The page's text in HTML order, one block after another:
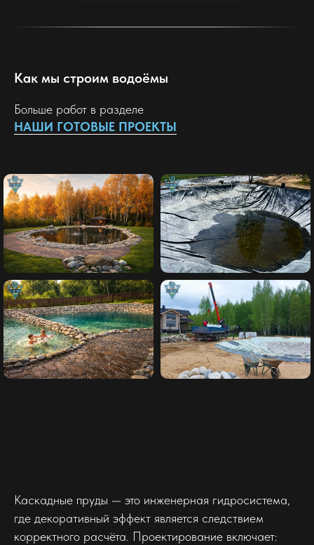
Как мы строим водоёмы
Больше работ в разделе
НАШИ ГОТОВЫЕ ПРОЕКТЫ
Каскадные пруды — это инженерная гидросистема,
где декоративный эффект является следствием
корректного расчёта. Проектирование включает: